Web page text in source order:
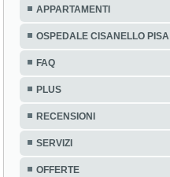
APPARTAMENTI
OSPEDALE CISANELLO PISA
FAQ
PLUS
RECENSIONI
SERVIZI
OFFERTE